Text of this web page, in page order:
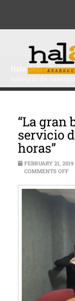
Hala Bedi>Berriak
“La gran
servicio
horas”
FEBRUARY 21, 2019
COMMENTS OFF